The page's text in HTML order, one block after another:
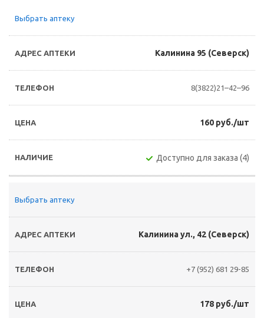
Выбрать аптеку
Калинина 95 (Северск)
8(3822)21–42–96
160 руб./шт
Доступно для заказа (4)
Выбрать аптеку
Калинина ул., 42 (Северск)
+7 (952) 681 29-85
178 руб./шт